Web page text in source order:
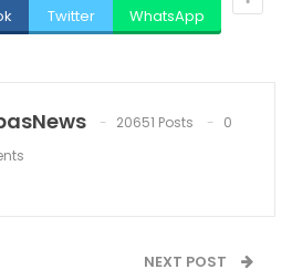
Twitter WhatsApp
20651 Posts
0
NEXT POST